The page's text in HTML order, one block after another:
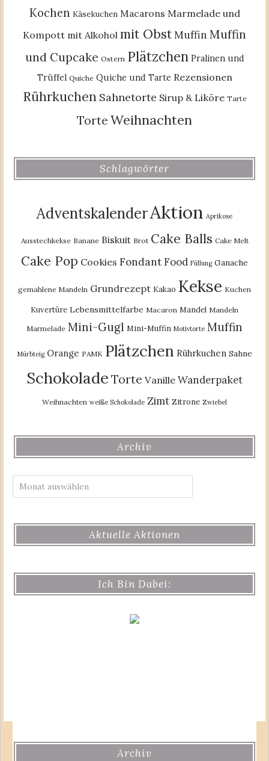
Kochen Käsekuchen Macarons Marmelade und
Kompott mit Alkohol mit ObstMuffin Muffin
und Cupcake Ostern Plätzchen Pralinen und
Trüffel Quiche Quiche und Tarte Rezensionen
Rührkuchen Sahnetorte Sirup & Liköre Tarte
Torte Weihnachten
Schlagwörter
AdventskalenderAktion Aprikose
Ausstechkekse Banane Biskuit Brot Cake Balls Cake Melt
Cake Pop Cookies Fondant Food Füllung Ganache
gemahlene Mandeln Grundrezept Kakao Kekse Kuchen
Kuvertüre Lebensmittelfarbe Macaron Mandel Mandeln
Marmelade Mini-Gugl Mini-Muffin Motivtorte Muffin
Mürbteig Orange PAMK Plätzchen Rührkuchen Sahne
Schokolade Torte Vanille Wanderpaket
Weihnachten weiße Schokolade Zimt Zitrone Zwiebel
Archiv
Aktuelle Aktionen
Ich Bin Dabei:
Archiv